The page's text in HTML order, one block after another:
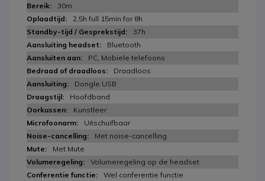
30m
2,5h full 15min for 8h
37h
Bluetooth
PC, Mobiele telefoons
Draadloos
Dongle USB
Hoofdband
Kunstleer
Uitschuifbaar
Met noise-cancelling
Met Mute
Volumeregeling op de headset
Wel conferentie functie